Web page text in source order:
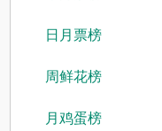
日月票榜
周鲜花榜
月鸡蛋榜